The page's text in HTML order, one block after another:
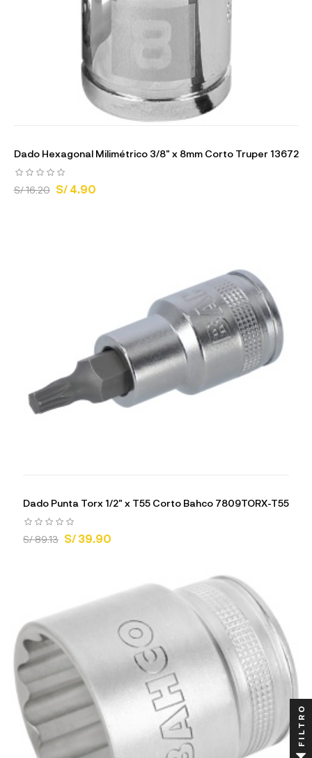
Dado Hexagonal Milimétrico 3/8" x 8mm Corto Truper 13672
S/ 16.20 S/ 4.90
Dado Punta Torx 1/2" x T55 Corto Bahco 7809TORX-T55
S/ 89.13 S/ 39.90
FILTRO